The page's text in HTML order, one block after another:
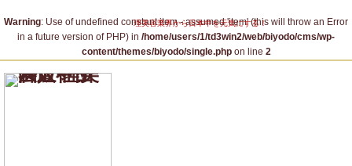
Warning: Use of undefined constant item - assumed 'item' (this will throw an Error
in a future version of PHP) in /home/users/1/td3win2/web/biyodo/cms/wp-
content/themes/biyodo/single.phpon line 2
理美容業界から日本中を元気にする！